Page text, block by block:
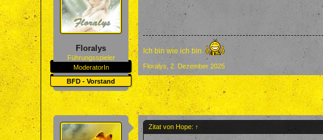
Floralys
Führungsspieler
ModeratorIn
BFD - Vorstand
Ich bin wie ich bin
Floralys 2. Dezember 2025
Zitat von Hope: ↑